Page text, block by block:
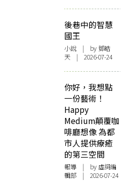
後巷中的智慧
國王
小說 | by 鄧皓
天 | 2026-07-24
你好，我想點
一份藝術！
Happy
Medium顛覆咖
啡廳想像 為都
市人提供療癒
的第三空間
報導 | by 虛詞編
輯部 | 2026-07-24